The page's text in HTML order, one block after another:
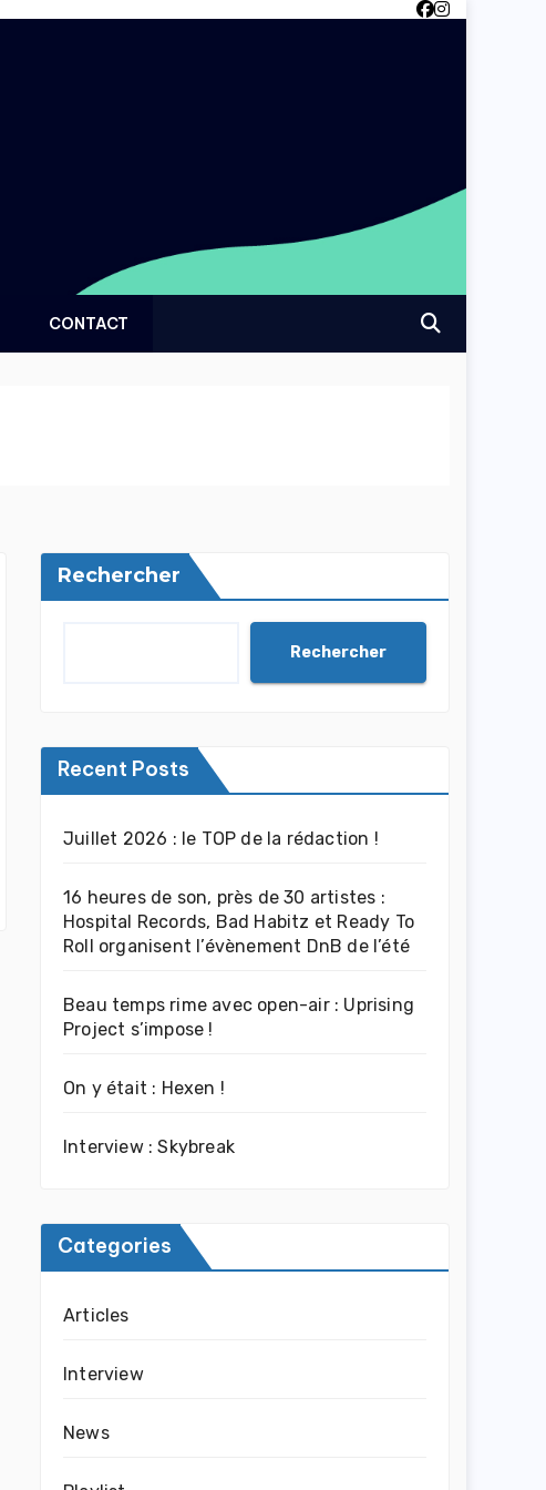
CONTACT
Rechercher
Rechercher
Recent Posts
Juillet 2026 : le TOP de la rédaction !
16 heures de son, près de 30 artistes :
Hospital Records, Bad Habitz et Ready To
Roll organisent l’évènement DnB de l’été
Beau temps rime avec open-air : Uprising
Project s’impose !
On y était : Hexen !
Interview : Skybreak
Categories
Articles
Interview
News